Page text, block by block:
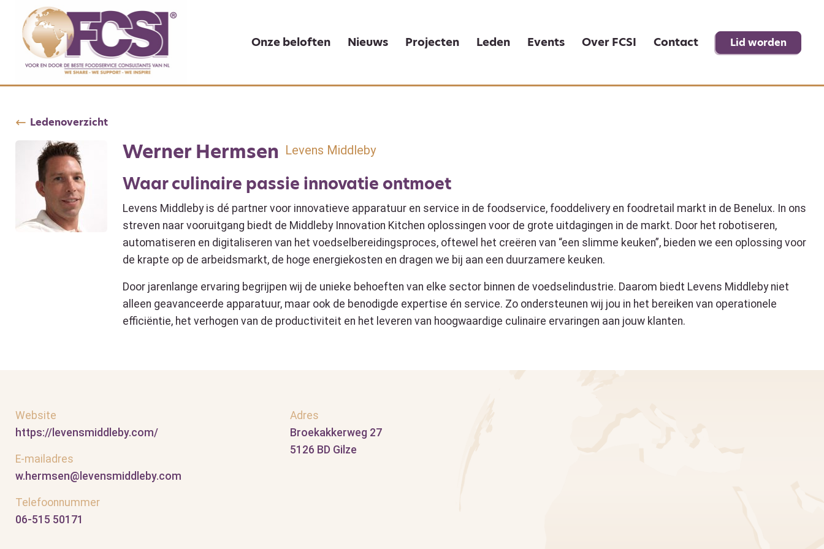
Onze beloften Nieuws Projecten Leden Events Over FCSI Contact Lid worden
Ledenoverzicht
Werner Hermsen Levens Middleby
Waar culinaire passie innovatie ontmoet
Levens Middleby is dé partner voor innovatieve apparatuur en service in de foodservice, fooddelivery en foodretail markt in de Benelux. In ons
streven naar vooruitgang biedt de Middleby Innovation Kitchen oplossingen voor de grote uitdagingen in de markt. Door het robotiseren,
automatiseren en digitaliseren van het voedselbereidingsproces, oftewel het creëren van “een slimme keuken”, bieden we een oplossing voor
de krapte op de arbeidsmarkt, de hoge energiekosten en dragen we bij aan een duurzamere keuken.
Door jarenlange ervaring begrijpen wij de unieke behoeften van elke sector binnen de voedselindustrie. Daarom biedt Levens Middleby niet
alleen geavanceerde apparatuur, maar ook de benodigde expertise én service. Zo ondersteunen wij jou in het bereiken van operationele
efficiëntie, het verhogen van de productiviteit en het leveren van hoogwaardige culinaire ervaringen aan jouw klanten.
Website
https://levensmiddleby.com/
E-mailadres
w.hermsen@levensmiddleby.com
Telefoonnummer
06-515 50171
Adres
Broekakkerweg 27
5126 BD Gilze